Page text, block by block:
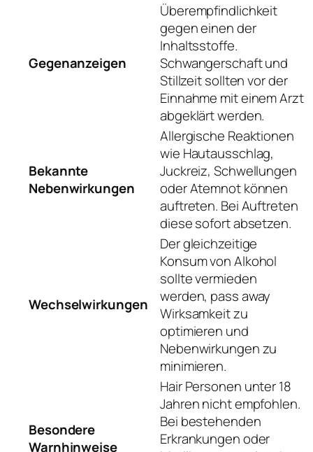
Gegenanzeigen
Überempfindlichkeit
gegen einen der
Inhaltsstoffe.
Schwangerschaft und
Stillzeit sollten vor der
Einnahme mit einem Arzt
abgeklärt werden.
Bekannte
Nebenwirkungen
Allergische Reaktionen
wie Hautausschlag,
Juckreiz, Schwellungen
oder Atemnot können
auftreten. Bei Auftreten
diese sofort absetzen.
Wechselwirkungen
Der gleichzeitige
Konsum von Alkohol
sollte vermieden
werden, pass away
Wirksamkeit zu
optimieren und
Nebenwirkungen zu
minimieren.
Besondere
Warnhinweise
Hair Personen unter 18
Jahren nicht empfohlen.
Bei bestehenden
Erkrankungen oder